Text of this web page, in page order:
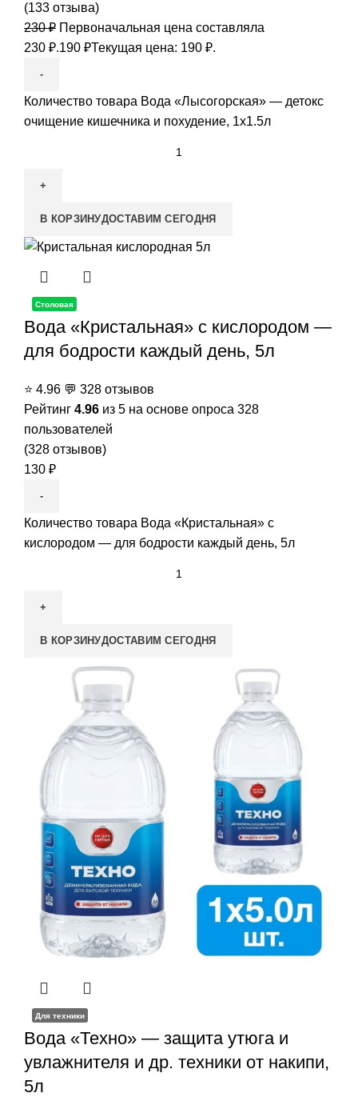
(133 отзыва)
230₽ Первоначальная цена составляла
230 ₽.190 ₽Текущая цена: 190 ₽.
Количество товара Вода «Лысогорская» — детокс
очищение кишечника и похудение, 1x1.5л
В КОРЗИНУДОСТАВИМ СЕГОДНЯ
Столовая
Вода «Кристальная» с кислородом —
для бодрости каждый день, 5л
⭐ 4.96 💬 328 отзывов
Рейтинг 4.96 из 5 на основе опроса 328
пользователей
(328 отзывов)
130 ₽
Количество товара Вода «Кристальная» с
кислородом — для бодрости каждый день, 5л
В КОРЗИНУДОСТАВИМ СЕГОДНЯ
Для техники
Вода «Техно» — защита утюга и
увлажнителя и др. техники от накипи,
5л